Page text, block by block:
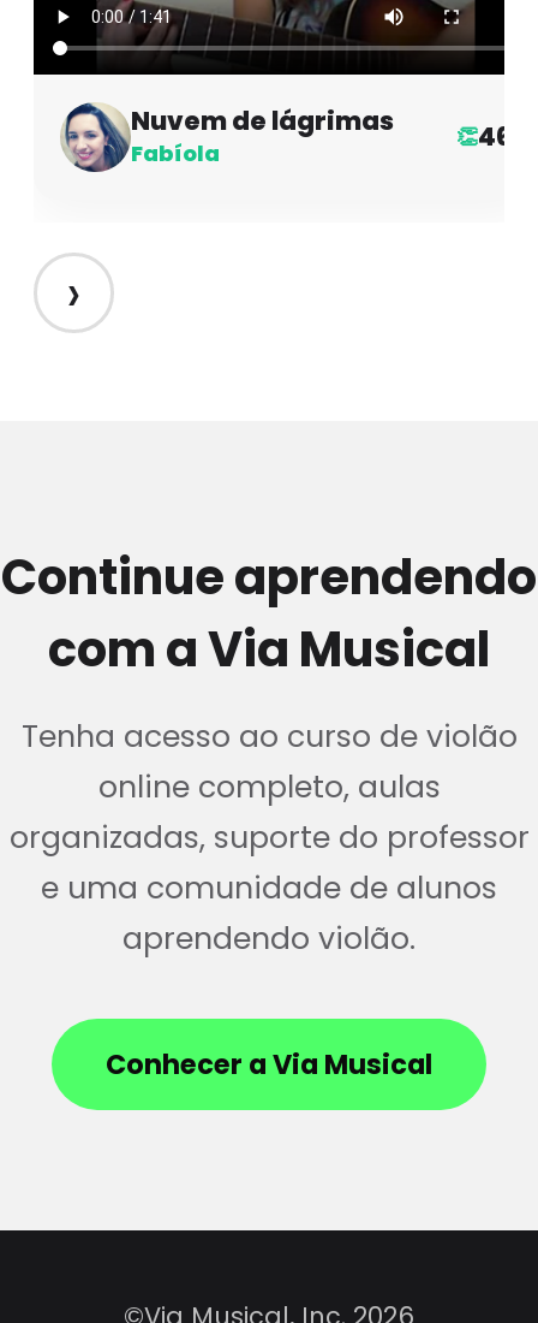
Nuvem de lágrimas
Fabíola
👏46
›
Continue aprendendo
com a Via Musical
Tenha acesso ao curso de violão
online completo, aulas
organizadas, suporte do professor
e uma comunidade de alunos
aprendendo violão.
Conhecer a Via Musical